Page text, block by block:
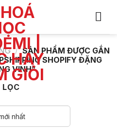
/ SẢN PHẨM ĐƯỢC GẮN
SHOPIFY ĐẶNG
VINH”
LỌC